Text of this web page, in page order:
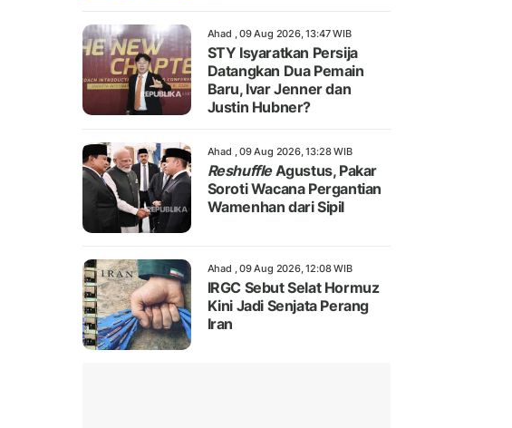
Ahad , 09 Aug 2026, 13:47 WIB
STY Isyaratkan Persija
Datangkan Dua Pemain
Baru, Ivar Jenner dan
Justin Hubner?
Ahad , 09 Aug 2026, 13:28 WIB
ReshuffleAgustus, Pakar
Soroti Wacana Pergantian
Wamenhan dari Sipil
Ahad , 09 Aug 2026, 12:08 WIB
IRGC Sebut Selat Hormuz
Kini Jadi Senjata Perang
Iran